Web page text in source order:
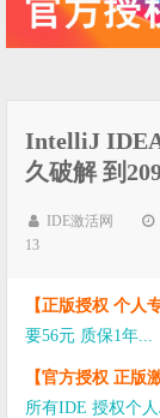
IntelliJ
久破解 到
IDE激活网
13
【正版授权 个人
要56元 质保1年...
【官方授权 正版
所有IDE 授权个人